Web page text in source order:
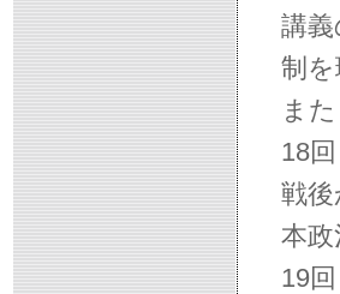
講
制を
ま
18
戦
本
19